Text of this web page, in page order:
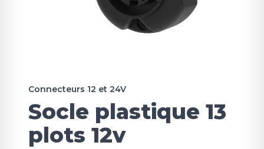
Connecteurs 12 et 24V
Socle plastique 13
plots 12v